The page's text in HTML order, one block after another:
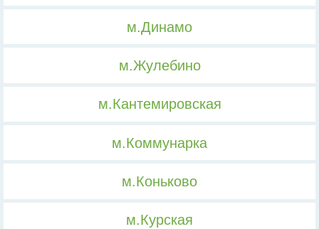
м.Динамо
м.Жулебино
м.Кантемировская
м.Коммунарка
м.Коньково
м.Курская